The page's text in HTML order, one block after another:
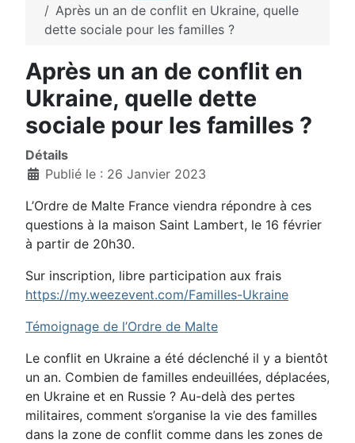
Après un an de conflit en Ukraine, quelle
dette sociale pour les familles ?
Après un an de conflit en
Ukraine, quelle dette
sociale pour les familles ?
Détails
Publié le : 26 Janvier 2023
L’Ordre de Malte France viendra répondre à ces
questions à la maison Saint Lambert, le 16 février
à partir de 20h30.
Sur inscription, libre participation aux frais
https://my.weezevent.com/Familles-Ukraine
Témoignage de l’Ordre de Malte
Le conflit en Ukraine a été déclenché il y a bientôt
un an. Combien de familles endeuillées, déplacées,
en Ukraine et en Russie ? Au-delà des pertes
militaires, comment s’organise la vie des familles
dans la zone de conflit comme dans les zones de